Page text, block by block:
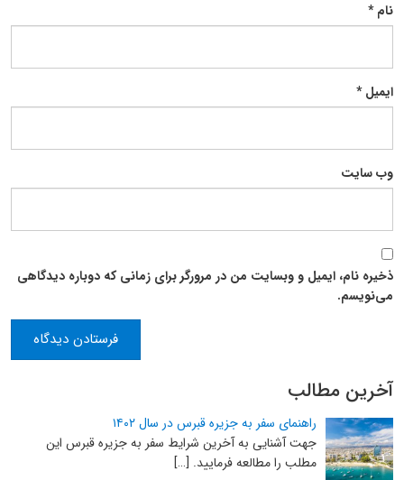
نام*
ایمیل*
وب‌ سایت
ذخیره نام، ایمیل و وبسایت من در مرورگر برای زمانی که دوباره دیدگاهی
می‌نویسم.
آخرین مطالب
راهنمای سفر به جزیره قبرس در سال ۱۴۰۲
جهت آشنایی به آخرین شرایط سفر به جزیره قبرس این
مطلب را مطالعه فرمایید. […]